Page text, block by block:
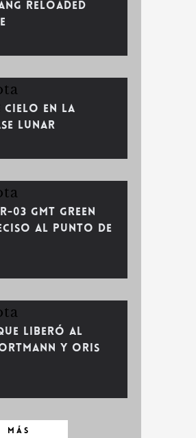
Reloaded
cielo en la
lunar
03 GMT Green
al punto de
liberó al
y Oris
MÁS